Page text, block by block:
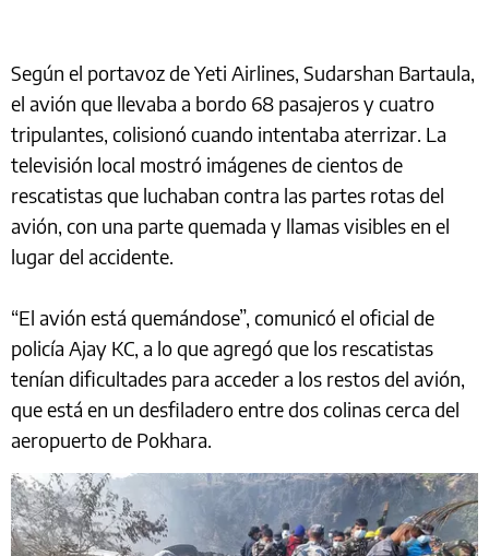
Según el portavoz de Yeti Airlines, Sudarshan Bartaula,
el avión que llevaba a bordo 68 pasajeros y cuatro
tripulantes, colisionó cuando intentaba aterrizar. La
televisión local mostró imágenes de cientos de
rescatistas que luchaban contra las partes rotas del
avión, con una parte quemada y llamas visibles en el
lugar del accidente.
“El avión está quemándose”, comunicó el oficial de
policía Ajay KC, a lo que agregó que los rescatistas
tenían dificultades para acceder a los restos del avión,
que está en un desfiladero entre dos colinas cerca del
aeropuerto de Pokhara.